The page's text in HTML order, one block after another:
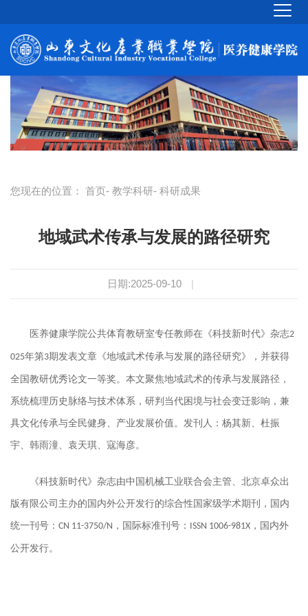
您现在的位置： 首页- 教学科研- 科研成果
地域武术传承与发展的路径研究
日期:2025-09-10 |
医养健康学院公共体育教研室专任教师在《科技新时代》杂志2
025年第3期发表文章《地域武术传承与发展的路径研究》，并获得
全国教研优秀论文一等奖。本文聚焦地域武术的传承与发展路径，
系统梳理历史脉络与技术体系，研判当代困境与社会变迁影响，兼
具文化传承与全民健身、产业发展价值。发刊人：杨其新、杜振
宇、韩雨潼、袁天琪、寇海彦。
《科技新时代》杂志由中国机械工业联合会主管、北京卓众出
版有限公司主办的国内外公开发行的综合性国家级学术期刊 ，国内
统一刊号： CN 11-3750/N ， 国际标准刊号： ISSN 1006-981X ，国内外
公开发行。